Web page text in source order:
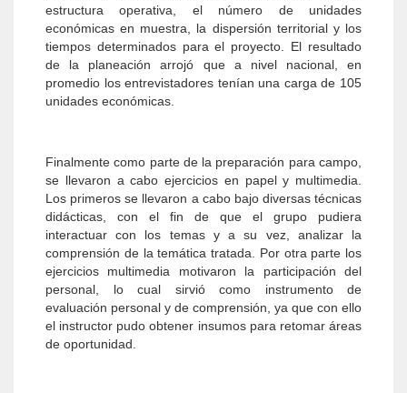
estructura operativa, el número de unidades
económicas en muestra, la dispersión territorial y los
tiempos determinados para el proyecto. El resultado
de la planeación arrojó que a nivel nacional, en
promedio los entrevistadores tenían una carga de 105
unidades económicas.
Finalmente como parte de la preparación para campo,
se llevaron a cabo ejercicios en papel y multimedia.
Los primeros se llevaron a cabo bajo diversas técnicas
didácticas, con el fin de que el grupo pudiera
interactuar con los temas y a su vez, analizar la
comprensión de la temática tratada. Por otra parte los
ejercicios multimedia motivaron la participación del
personal, lo cual sirvió como instrumento de
evaluación personal y de comprensión, ya que con ello
el instructor pudo obtener insumos para retomar áreas
de oportunidad.